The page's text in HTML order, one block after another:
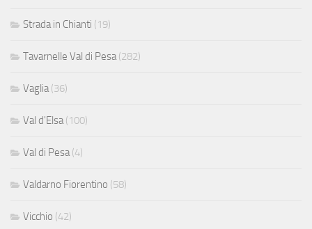
Strada in Chianti (19)
Tavarnelle Val di Pesa(282)
Vaglia(36)
Val d'Elsa(100)
Val di Pesa(4)
Valdarno Fiorentino (58)
Vicchio (42)